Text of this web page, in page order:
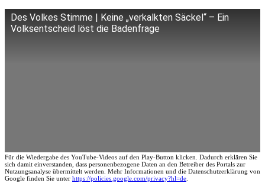
Des Volkes Stimme | Keine „verkalkten Säckel“ – Ein
Volksentscheid löst die Badenfrage
Für die Wiedergabe des YouTube-Videos auf den Play-Button klicken. Dadurch erklären Sie
sich damit einverstanden, dass personenbezogene Daten an den Betreiber des Portals zur
Nutzungsanalyse übermittelt werden. Mehr Informationen und die Datenschutzerklärung von
Google finden Sie unter https://policies.google.com/privacy?hl=de